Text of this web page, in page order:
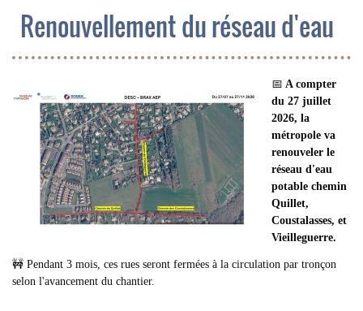
Renouvellement du réseau d'eau
📅 A compter
du 27 juillet
2026, la
métropole va
renouveler le
réseau d'eau
potable chemin
Quillet,
Coustalasses, et
Vieilleguerre.
🚧 Pendant 3 mois, ces rues seront fermées à la circulation par tronçon
selon l'avancement du chantier.